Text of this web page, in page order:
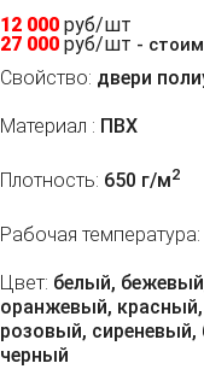
12 000 руб/шт
27 000 руб/шт -
Свойство: двери
Материал : ПВХ
Плотность: 650 г/м2
Рабочая температура:
Цвет: белый,
оранжевый,
розовый, сиреневый,
черный